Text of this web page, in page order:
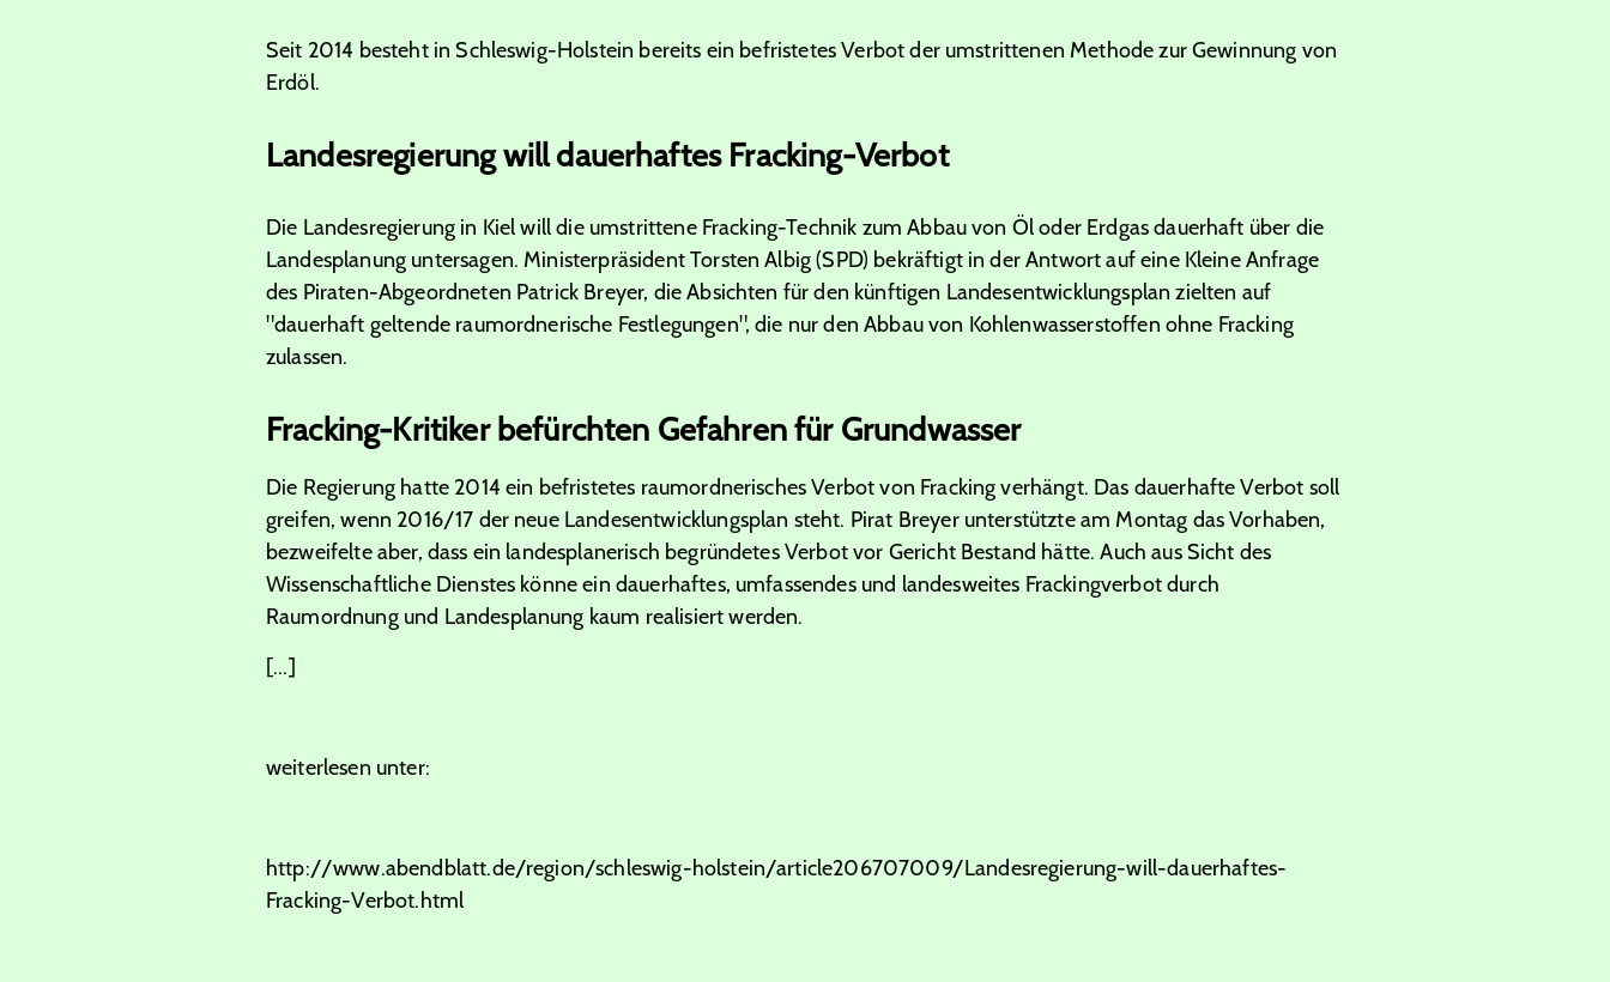
Seit 2014 besteht in Schleswig-Holstein bereits ein befristetes Verbot der umstrittenen Methode zur Gewinnung von
Erdöl.
Landesregierung will dauerhaftes Fracking-Verbot
Die Landesregierung in Kiel will die umstrittene Fracking-Technik zum Abbau von Öl oder Erdgas dauerhaft über die
Landesplanung untersagen. Ministerpräsident Torsten Albig (SPD) bekräftigt in der Antwort auf eine Kleine Anfrage
des Piraten-Abgeordneten Patrick Breyer, die Absichten für den künftigen Landesentwicklungsplan zielten auf
"dauerhaft geltende raumordnerische Festlegungen", die nur den Abbau von Kohlenwasserstoffen ohne Fracking
zulassen.
Fracking-Kritiker befürchten Gefahren für Grundwasser
Die Regierung hatte 2014 ein befristetes raumordnerisches Verbot von Fracking verhängt. Das dauerhafte Verbot soll
greifen, wenn 2016/17 der neue Landesentwicklungsplan steht. Pirat Breyer unterstützte am Montag das Vorhaben,
bezweifelte aber, dass ein landesplanerisch begründetes Verbot vor Gericht Bestand hätte. Auch aus Sicht des
Wissenschaftliche Dienstes könne ein dauerhaftes, umfassendes und landesweites Frackingverbot durch
Raumordnung und Landesplanung kaum realisiert werden.
[...]
weiterlesen unter:
http://www.abendblatt.de/region/schleswig-holstein/article206707009/Landesregierung-will-dauerhaftes-
Fracking-Verbot.html